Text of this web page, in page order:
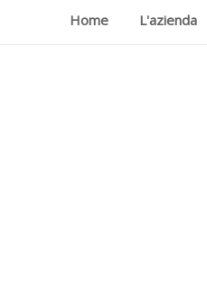
Home L'azienda